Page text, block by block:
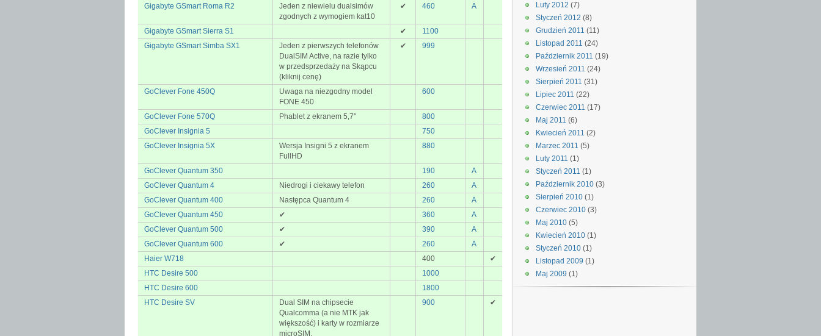
Gigabyte GSmart Roma R2
Jeden z niewielu dualsimów
zgodnych z wymogiem kat10
✔ 460 A
Gigabyte GSmart Sierra S1 ✔
1100
Gigabyte GSmart Simba SX1
Jeden z pierwszych telefonów
DualSIM Active, na razie tylko
w przedsprzedaży na Skąpcu
(kliknij cenę)
✔ 999
GoClever Fone 450Q
Uwaga na niezgodny model
FONE 450
600
GoClever Fone 570Q Phablet z ekranem 5,7″
800
GoClever Insignia 5
750
GoClever Insignia 5X
Wersja Insigni 5 z ekranem
FullHD
880
GoClever Quantum 350 190
A
GoClever Quantum 4
Niedrogi i ciekawy telefon 260
A
GoClever Quantum 400
Następca Quantum 4 260
A
GoClever Quantum 450
✔ 360
A
GoClever Quantum 500
✔ 390
A
GoClever Quantum 600
✔ 260
A
Haier W718
400
✔
HTC Desire 500
1000
HTC Desire 600
1800
HTC Desire SV
Dual SIM na chipsecie
Qualcomma (a nie MTK jak
większość) i karty w rozmiarze
microSIM.
900 ✔
Luty 2012 (7)
Styczeń 2012 (8)
Grudzień 2011 (11)
Listopad 2011 (24)
Październik 2011 (19)
Wrzesień 2011 (24)
Sierpień 2011 (31)
Lipiec 2011 (22)
Czerwiec 2011 (17)
Maj 2011 (6)
Kwiecień 2011 (2)
Marzec 2011 (5)
Luty 2011 (1)
Styczeń 2011 (1)
Październik 2010 (3)
Sierpień 2010 (1)
Czerwiec 2010 (3)
Maj 2010 (5)
Kwiecień 2010 (1)
Styczeń 2010 (1)
Listopad 2009 (1)
Maj 2009 (1)